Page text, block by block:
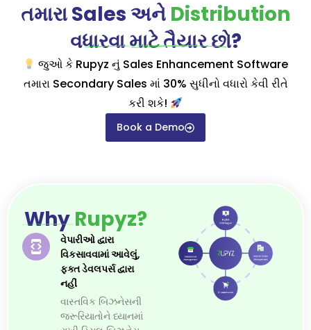
તમારા Sales અને Distribution
વધારવા માટે તૈયાર છો?
જુઓ કે Rupyz નું Sales Enhancement Software
તમારા Secondary Sales માં 30% સુધીનો વધારો કેવી રીતે
કરી શકે!
Book a Demo
WhyRupyz?
વેપારીઓ દ્વારા
વિકસાવવામાં આવેલું,
ફક્ત ડેવલપર્સ દ્વારા
નહીં
વાસ્તવિક બિઝનેસની
જરૂરિયાતોને ધ્યાનમાં